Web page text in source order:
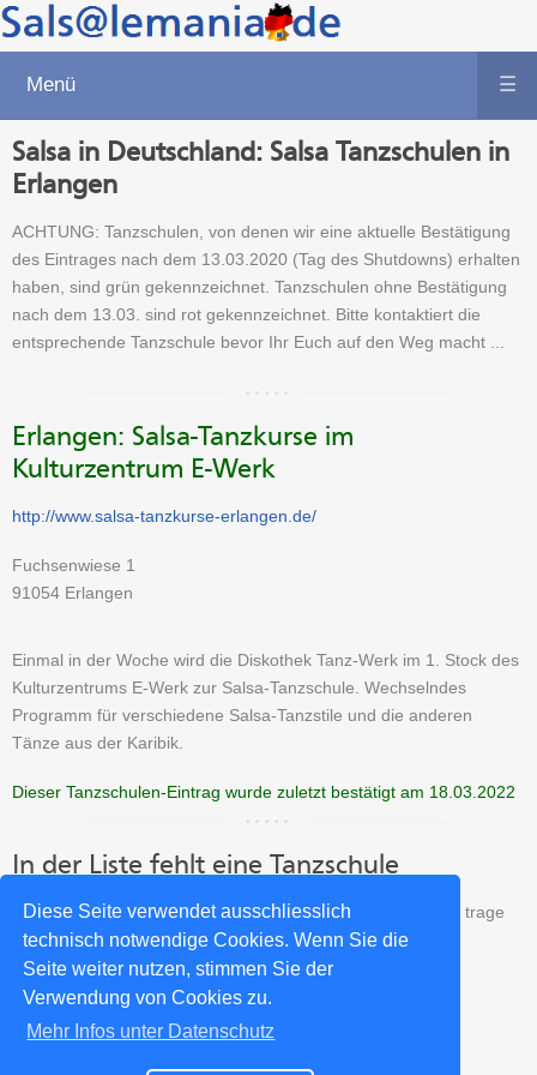
Diese Seite verwendet ausschliesslich
technisch notwendige Cookies. Wenn Sie die
Seite weiter nutzen, stimmen Sie der
Verwendung von Cookies zu.
Mehr Infos unter Datenschutz
Menü ☰
Salsa in Deutschland: Salsa Tanzschulen in
Erlangen
ACHTUNG: Tanzschulen, von denen wir eine aktuelle Bestätigung
des Eintrages nach dem 13.03.2020 (Tag des Shutdowns) erhalten
haben, sind grün gekennzeichnet. Tanzschulen ohne Bestätigung
nach dem 13.03. sind rot gekennzeichnet. Bitte kontaktiert die
entsprechende Tanzschule bevor Ihr Euch auf den Weg macht ...
Erlangen: Salsa-Tanzkurse im
Kulturzentrum E-Werk
http://www.salsa-tanzkurse-erlangen.de/
Fuchsenwiese 1
91054 Erlangen
Einmal in der Woche wird die Diskothek Tanz-Werk im 1. Stock des
Kulturzentrums E-Werk zur Salsa-Tanzschule. Wechselndes
Programm für verschiedene Salsa-Tanzstile und die anderen
Tänze aus der Karibik.
Dieser Tanzschulen-Eintrag wurde zuletzt bestätigt am 18.03.2022
In der Liste fehlt eine Tanzschule
Fehlt eine Tanzschule aus Erlangen in unserer Liste? Dann trage
Deine Salsa Tanzschule kostenlos in unser Verzeichnis ein:
Salsa Tanzschule neu eintragen